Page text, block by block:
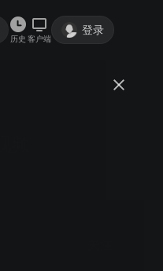
历史 客户端
登录